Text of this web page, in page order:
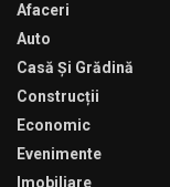
Afaceri
Auto
Casă Şi Grădină
Construcții
Economic
Evenimente
Imobiliare